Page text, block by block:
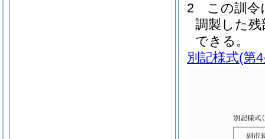
2
この訓令
調製した
できる。
別記様式(第